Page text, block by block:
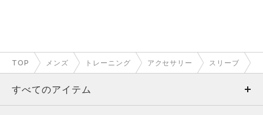
TOP メンズ トレーニング アクセサリー スリーブ
すべてのアイテム